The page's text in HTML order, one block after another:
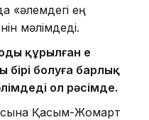
«әлемдегі ең
мәлімдеді.
құрылған ең
бірі болуға барлық
ол рәсімде.
Қасым-Жомарт